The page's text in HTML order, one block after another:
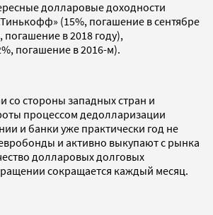
долларовые доходности
(15%, погашение в сентябре
в 2018 году),
погашение в 2016-м).
со стороны западных стран и
процессом дедолларизации
и банки уже практически год не
и активно выкупают с рынка
долларовых долговых
сокращается каждый месяц.